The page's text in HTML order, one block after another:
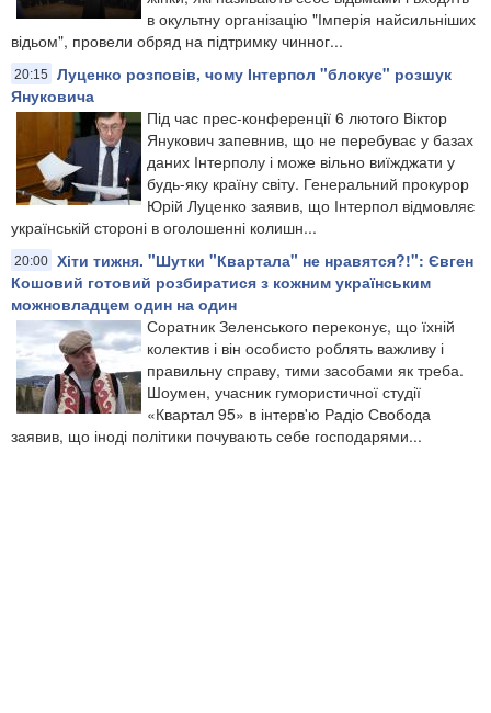
в окультну організацію "Імперія найсильніших
відьом", провели обряд на підтримку чинног...
20:15
Луценко розповів, чому Інтерпол "блокує" розшук
Януковича
Під час прес-конференції 6 лютого Віктор
Янукович запевнив, що не перебуває у базах
даних Інтерполу і може вільно виїжджати у
будь-яку країну світу. Генеральний прокурор
Юрій Луценко заявив, що Інтерпол відмовляє
українській стороні в оголошенні колишн...
20:00 Хіти тижня. "Шутки "Квартала" не нравятся?!": Євген
Кошовий готовий розбиратися з кожним українським
можновладцем один на один
Соратник Зеленського переконує, що їхній
колектив і він особисто роблять важливу і
правильну справу, тими засобами як треба.
Шоумен, учасник гумористичної студії
«Квартал 95» в інтерв'ю Радіо Свобода
заявив, що іноді політики почувають себе господарями...